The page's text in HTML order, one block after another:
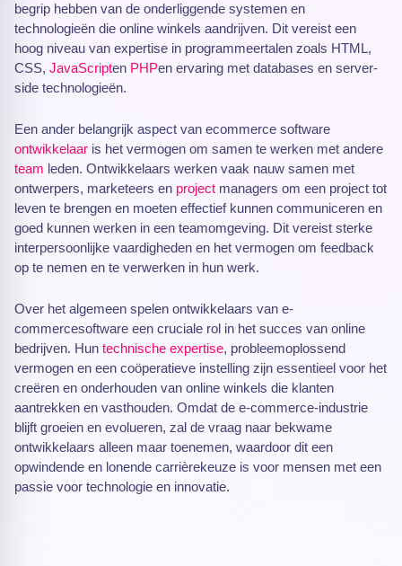
begrip hebben van de onderliggende systemen en
technologieën die online winkels aandrijven. Dit vereist een
hoog niveau van expertise in programmeertalen zoals HTML,
CSS, JavaScripten PHPen ervaring met databases en server-
side technologieën.
Een ander belangrijk aspect van ecommerce software
ontwikkelaar is het vermogen om samen te werken met andere
team leden. Ontwikkelaars werken vaak nauw samen met
ontwerpers, marketeers en project managers om een project tot
leven te brengen en moeten effectief kunnen communiceren en
goed kunnen werken in een teamomgeving. Dit vereist sterke
interpersoonlijke vaardigheden en het vermogen om feedback
op te nemen en te verwerken in hun werk.
Over het algemeen spelen ontwikkelaars van e-
commercesoftware een cruciale rol in het succes van online
bedrijven. Hun technische expertise, probleemoplossend
vermogen en een coöperatieve instelling zijn essentieel voor het
creëren en onderhouden van online winkels die klanten
aantrekken en vasthouden. Omdat de e-commerce-industrie
blijft groeien en evolueren, zal de vraag naar bekwame
ontwikkelaars alleen maar toenemen, waardoor dit een
opwindende en lonende carrièrekeuze is voor mensen met een
passie voor technologie en innovatie.